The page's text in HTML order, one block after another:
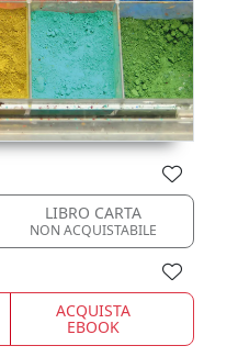
LIBRO CARTA
NON ACQUISTABILE
ACQUISTA
EBOOK